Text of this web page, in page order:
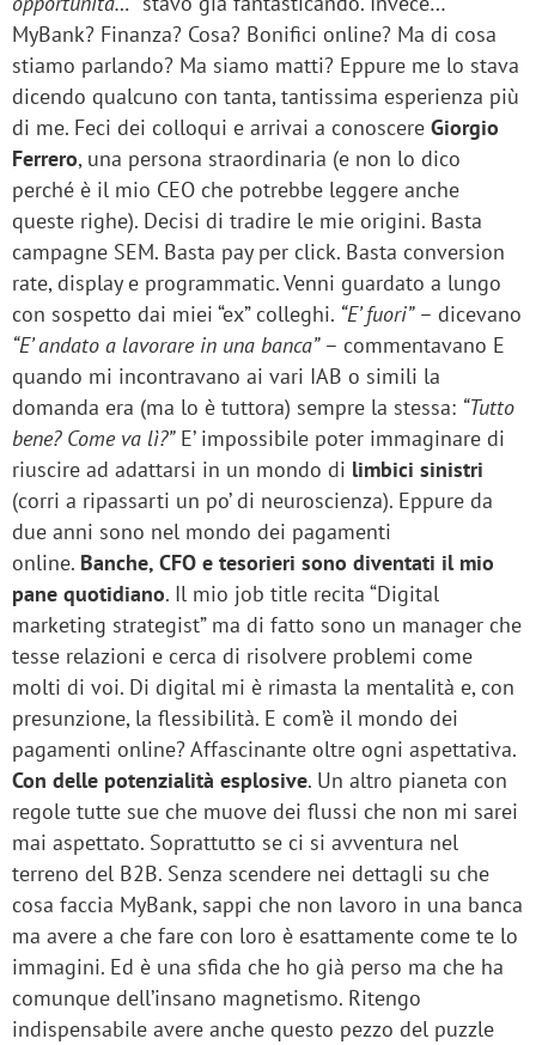
MyBank? Finanza? Cosa? Bonifici online? Ma di cosa
stiamo parlando? Ma siamo matti? Eppure me lo stava
dicendo qualcuno con tanta, tantissima esperienza più
di me. Feci dei colloqui e arrivai a conoscere Giorgio
Ferrero, una persona straordinaria (e non lo dico
perché è il mio CEO che potrebbe leggere anche
queste righe). Decisi di tradire le mie origini. Basta
campagne SEM. Basta pay per click. Basta conversion
rate, display e programmatic. Venni guardato a lungo
con sospetto dai miei “ex” colleghi. “E’ fuori”– dicevano
“E’ andato a lavorare in una banca”– commentavano E
quando mi incontravano ai vari IAB o simili la
domanda era (ma lo è tuttora) sempre la stessa: “Tutto
bene? Come va lì?”E’ impossibile poter immaginare di
riuscire ad adattarsi in un mondo di limbici sinistri
(corri a ripassarti un po’ di neuroscienza). Eppure da
due anni sono nel mondo dei pagamenti
online. Banche, CFO e tesorieri sono diventati il mio
pane quotidiano. Il mio job title recita “Digital
marketing strategist” ma di fatto sono un manager che
tesse relazioni e cerca di risolvere problemi come
molti di voi. Di digital mi è rimasta la mentalità e, con
presunzione, la flessibilità. E com’è il mondo dei
pagamenti online? Affascinante oltre ogni aspettativa.
Con delle potenzialità esplosive. Un altro pianeta con
regole tutte sue che muove dei flussi che non mi sarei
mai aspettato. Soprattutto se ci si avventura nel
terreno del B2B. Senza scendere nei dettagli su che
cosa faccia MyBank, sappi che non lavoro in una banca
ma avere a che fare con loro è esattamente come te lo
immagini. Ed è una sfida che ho già perso ma che ha
comunque dell’insano magnetismo. Ritengo
indispensabile avere anche questo pezzo del puzzle